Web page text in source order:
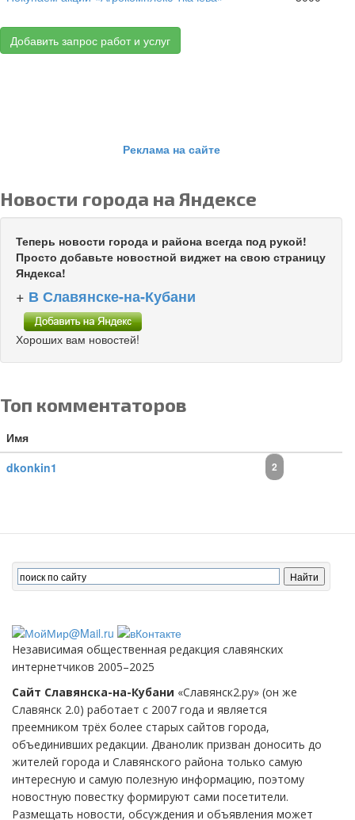
Добавить запрос работ и услуг
Реклама на сайте
Новости города на Яндексе
Теперь новости города и района всегда под рукой!
Просто добавьте новостной виджет на свою страницу
Яндекса!
+ В Славянске-на-Кубани
Хороших вам новостей!
Топ комментаторов
Имя
dkonkin1
2
Независимая общественная редакция славянских
интернетчиков 2005–2025
Сайт Славянска-на-Кубани «Славянск2.ру» (он же
Славянск 2.0) работает с 2007 года и является
преемником трёх более старых сайтов города,
объединивших редакции. Дванолик призван доносить до
жителей города и Славянского района только самую
интересную и самую полезную информацию, поэтому
новостную повестку формируют сами посетители.
Размещать новости, обсуждения и объявления может